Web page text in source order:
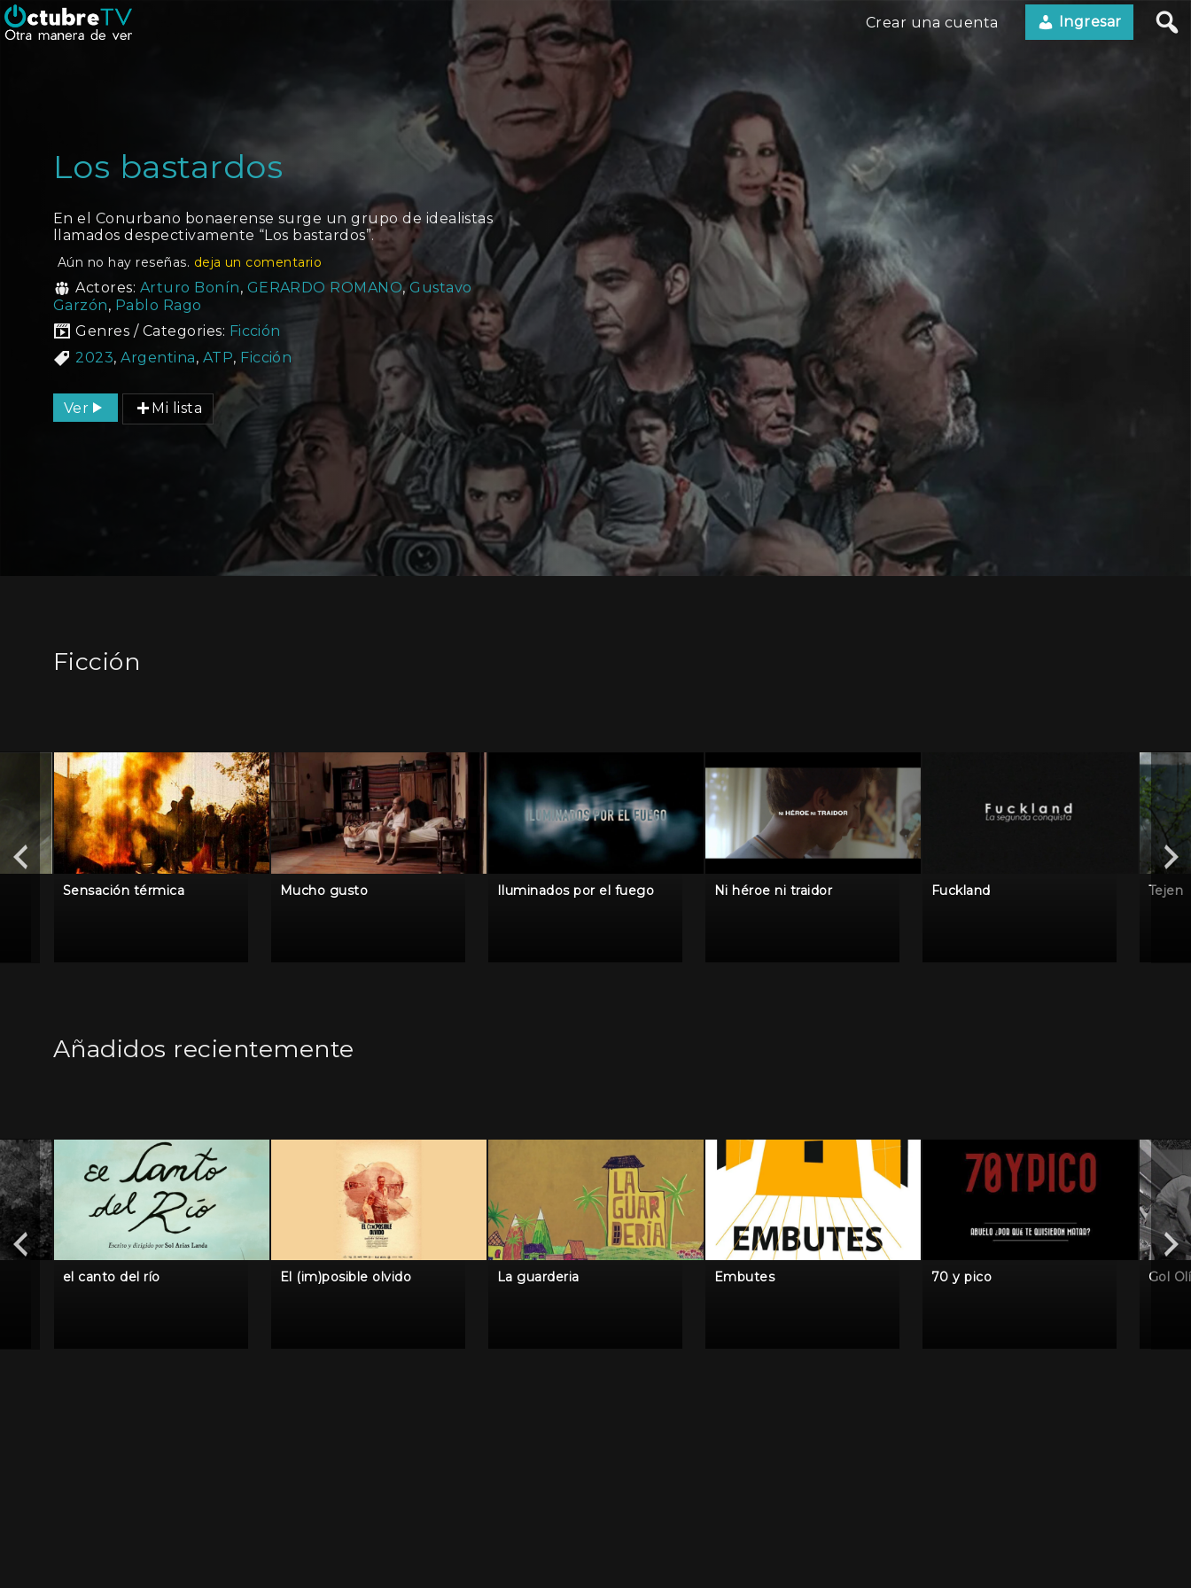
Crear una cuenta Ingresar
Los bastardos
En el Conurbano bonaerense surge un grupo de idealistas
llamados despectivamente “Los bastardos”.
Aún no hay reseñas. deja un comentario
Actores: Arturo Bonín, GERARDO ROMANO, Gustavo
Garzón, Pablo Rago
Genres / Categories: Ficción
2023,Argentina, ATP, Ficción
Ver Mi lista
Ficción
Sensación térmica Mucho gusto Iluminados por el fuego Ni héroe ni traidor Fuckland Tejen
Añadidos recientemente
el canto del río El (im)posible olvido La guarderia Embutes 70 y pico Gol